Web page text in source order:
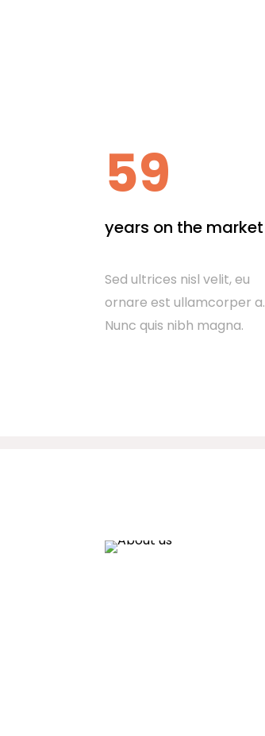
59
years on the market
Sed ultrices nisl velit, eu
ornare est ullamcorper a.
Nunc quis nibh magna.